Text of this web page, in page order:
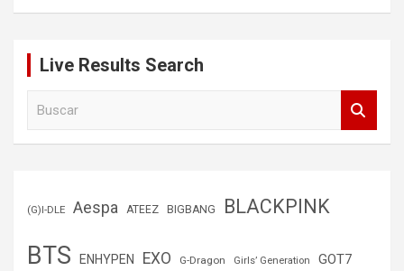
Live Results Search
(G)I-DLE Aespa ATEEZ BIGBANG BLACKPINK
BTS ENHYPEN EXO G-Dragon Girls’ Generation GOT7